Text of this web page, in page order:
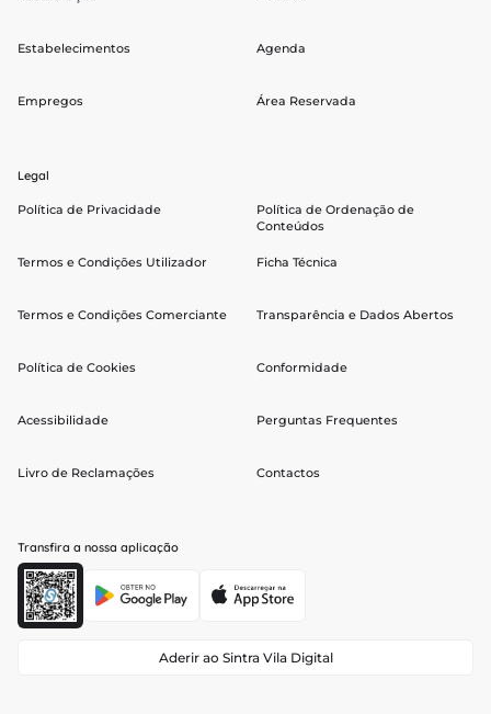
Estabelecimentos
Empregos
Agenda
Área Reservada
Legal
Política de Privacidade
Termos e Condições Utilizador
Termos e Condições Comerciante
Política de Cookies
Acessibilidade
Livro de Reclamações
Política de Ordenação de
Conteúdos
Ficha Técnica
Transparência e Dados Abertos
Conformidade
Perguntas Frequentes
Contactos
Transfira a nossa aplicação
Aderir ao Sintra Vila Digital